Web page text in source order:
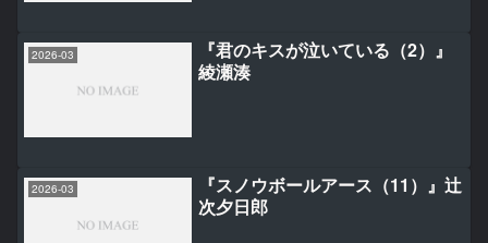
2026-03
『君のキスが泣いている（2）』
綾瀬湊
2026-03
『スノウボールアース（11）』辻
次夕日郎